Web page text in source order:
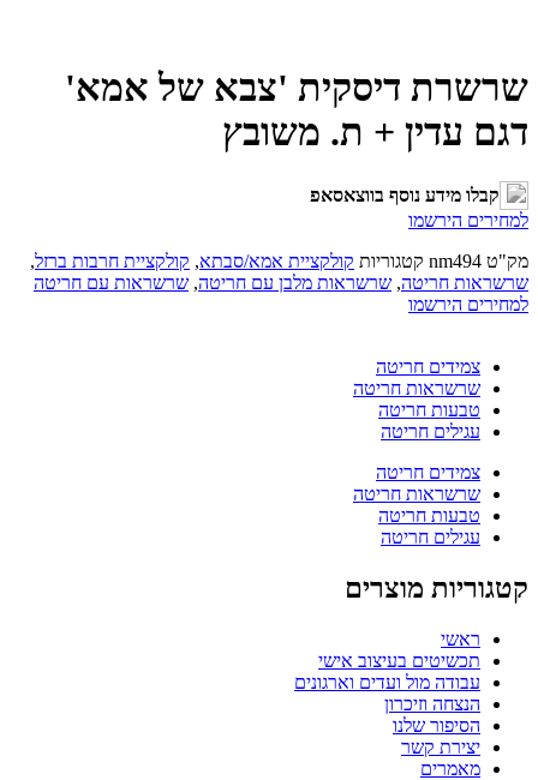
שרשרת דיסקית 'צבא של אמא'
דגם עדין + ת. משובץ
קבלו מידע נוסף בווצאסאפ
למחירים הירשמו
מק"ט nm494 קטגוריות קולקציית אמא/סבתא, קולקציית חרבות ברזל,
שרשראות חריטה, שרשראות מלבן עם חריטה, שרשראות עם חריטה
למחירים הירשמו
צמידים חריטה
שרשראות חריטה
טבעות חריטה
עגילים חריטה
צמידים חריטה
שרשראות חריטה
טבעות חריטה
עגילים חריטה
קטגוריות מוצרים
ראשי
תכשיטים בעיצוב אישי
עבודה מול ועדים וארגונים
הנצחה וזיכרון
הסיפור שלנו
יצירת קשר
מאמרים